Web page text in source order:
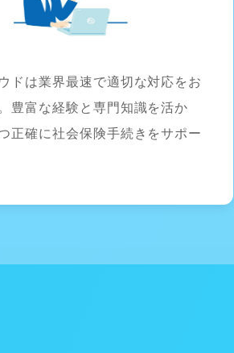
ドは業界最速で適切な対応をお
豊富な経験と専門知識を活か
正確に社会保険手続きをサポー